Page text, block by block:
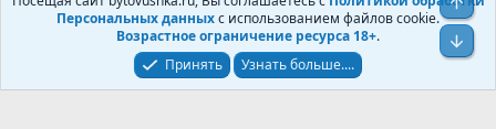
© Бытовушка, 2025-2026
Персональных данныхс использованием файлов cookie.
Возрастное ограничение ресурса 18+.
Принять
Узнать больше....